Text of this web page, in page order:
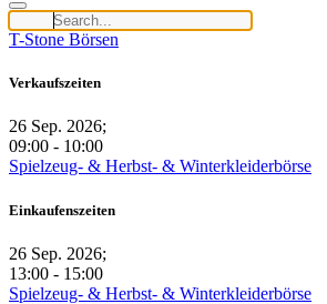
T-Stone Börsen
Verkaufszeiten
26 Sep. 2026;
09:00 - 10:00
Spielzeug- & Herbst- & Winterkleiderbörse
Einkaufenszeiten
26 Sep. 2026;
13:00 - 15:00
Spielzeug- & Herbst- & Winterkleiderbörse